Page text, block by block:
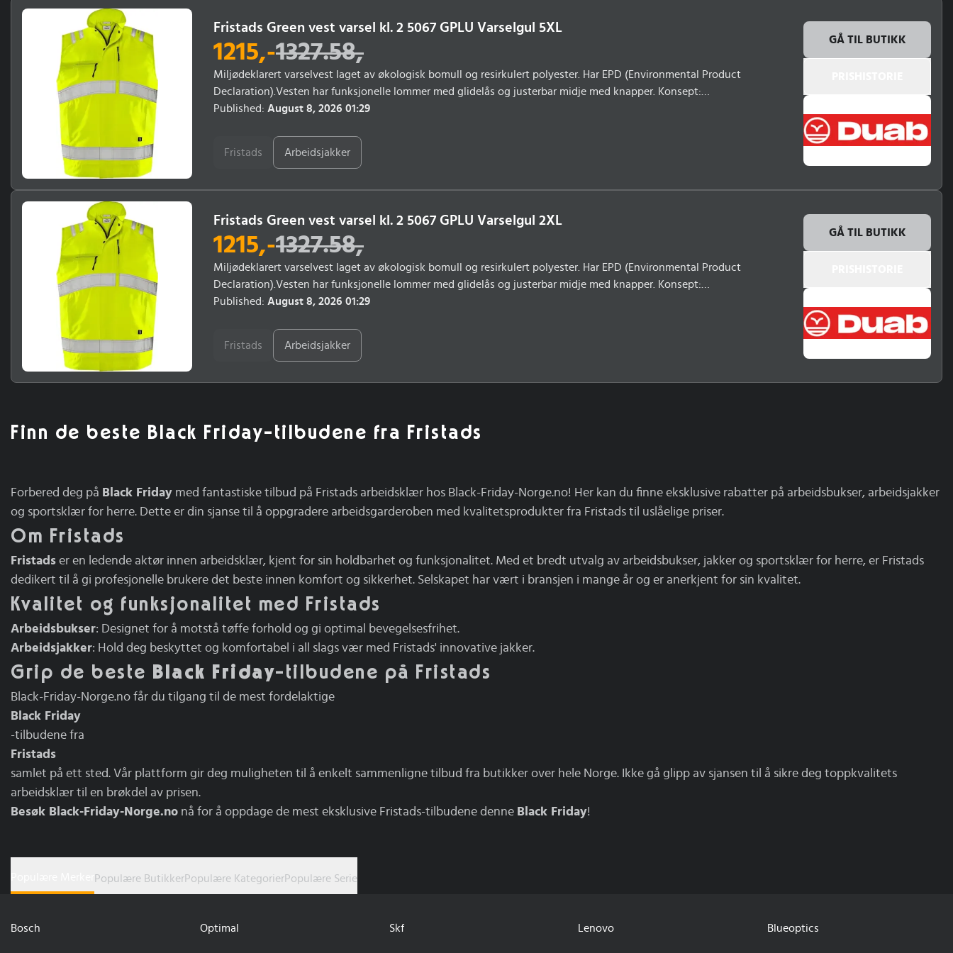
Fristads Green vest varsel kl. 2 5067 GPLU Varselgul 5XL
1215,-1327.58,
Miljødeklarert varselvest laget av økologisk bomull og resirkulert polyester. Har EPD (Environmental Product
Declaration).Vesten har funksjonelle lommer med glidelås og justerbar midje med knapper. Konsept:
Trofta.FordelerMiljødeklarert varselvest i økologisk bomull og resirkulert polyesterFunksjonelle lommer med
Gul (F130)Materiale: 70% resirkulert polyester, 30% økologisk bomull.Vekt: 240 g/m².Størrelser: S-
5XL.Konsept: TroftaSesonger: Året rundt
Published: August 8, 2026 01:29
Fristads Arbeidsjakker
GÅ TIL BUTIKK
Fristads Green vest varsel kl. 2 5067 GPLU Varselgul 2XL
1215,-1327.58,
Miljødeklarert varselvest laget av økologisk bomull og resirkulert polyester. Har EPD (Environmental Product
Declaration).Vesten har funksjonelle lommer med glidelås og justerbar midje med knapper. Konsept:
Trofta.FordelerMiljødeklarert varselvest i økologisk bomull og resirkulert polyesterFunksjonelle lommer med
Gul (F130)Materiale: 70% resirkulert polyester, 30% økologisk bomull.Vekt: 240 g/m².Størrelser: S-
5XL.Konsept: TroftaSesonger: Året rundt
Published: August 8, 2026 01:29
Fristads Arbeidsjakker
GÅ TIL BUTIKK
Finn de beste Black Friday-tilbudene fra Fristads
Forbered deg på Black Friday med fantastiske tilbud på Fristads arbeidsklær hos Black-Friday-Norge.no! Her kan du finne eksklusive rabatter på arbeidsbukser, arbeidsjakker
og sportsklær for herre. Dette er din sjanse til å oppgradere arbeidsgarderoben med kvalitetsprodukter fra Fristads til uslåelige priser.
Om Fristads
Fristads er en ledende aktør innen arbeidsklær, kjent for sin holdbarhet og funksjonalitet. Med et bredt utvalg av arbeidsbukser, jakker og sportsklær for herre, er Fristads
dedikert til å gi profesjonelle brukere det beste innen komfort og sikkerhet. Selskapet har vært i bransjen i mange år og er anerkjent for sin kvalitet.
Kvalitet og funksjonalitet med Fristads
Arbeidsbukser: Designet for å motstå tøffe forhold og gi optimal bevegelsesfrihet.
Arbeidsjakker: Hold deg beskyttet og komfortabel i all slags vær med Fristads' innovative jakker.
Grip de beste Black Friday-tilbudene på Fristads
Black-Friday-Norge.no får du tilgang til de mest fordelaktige
Black Friday
-tilbudene fra
Fristads
samlet på ett sted. Vår plattform gir deg muligheten til å enkelt sammenligne tilbud fra butikker over hele Norge. Ikke gå glipp av sjansen til å sikre deg toppkvalitets
arbeidsklær til en brøkdel av prisen.
Besøk Black-Friday-Norge.no nå for å oppdage de mest eksklusive Fristads-tilbudene denne Black Friday!
Populære ButikkerPopulære KategorierPopulære Serie
Bosch Optimal Skf Lenovo Blueoptics